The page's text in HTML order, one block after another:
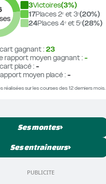
3Victoires(3%)
17Places 2ᵉ et 3ᵉ(20%)
24Places 4ᵉ et 5ᵉ(28%)
gagnant : 23
rapport moyen gagnant : -
placé : -
moyen placé : -
réalisées sur les courses des 12 derniers mois.
Ses montes
Ses entraîneurs